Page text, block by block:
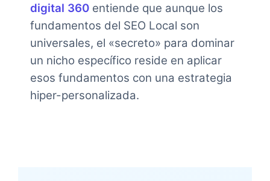
digital 360 entiende que aunque los
fundamentos del SEO Local son
universales, el «secreto» para dominar
un nicho específico reside en aplicar
esos fundamentos con una estrategia
hiper-personalizada.